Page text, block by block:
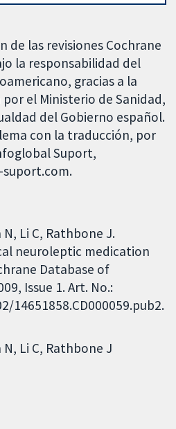
de las revisiones Cochrane
la responsabilidad del
gracias a la
el Ministerio de Sanidad,
del Gobierno español.
con la traducción, por
Suport,
N, Li C, Rathbone J.
neuroleptic medication
Database of
Issue 1. Art. No.:
14651858.CD000059.pub2.
N Li C Rathbone J